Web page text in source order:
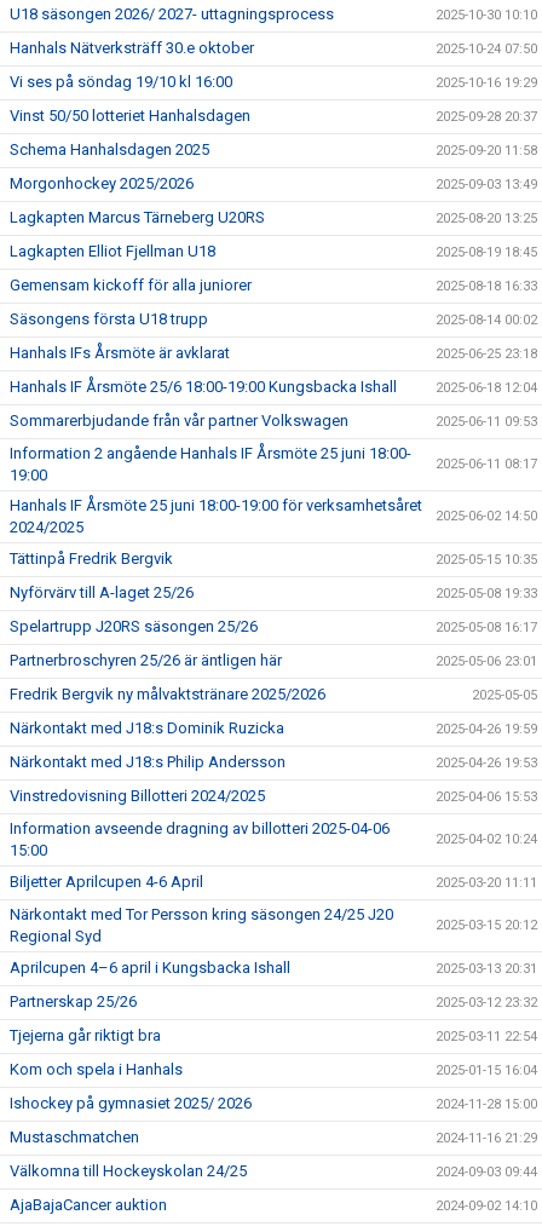
U18 säsongen 2026/ 2027- uttagningsprocess 2025-10-30 10:10
Hanhals Nätverksträff 30.e oktober 2025-10-24 07:50
Vi ses på söndag 19/10 kl 16:00 2025-10-16 19:29
Vinst 50/50 lotteriet Hanhalsdagen 2025-09-28 20:37
Schema Hanhalsdagen 2025 2025-09-20 11:58
Morgonhockey 2025/2026 2025-09-03 13:49
Lagkapten Marcus Tärneberg U20RS 2025-08-20 13:25
Lagkapten Elliot Fjellman U18 2025-08-19 18:45
Gemensam kickoff för alla juniorer 2025-08-18 16:33
Säsongens första U18 trupp 2025-08-14 00:02
Hanhals IFs Årsmöte är avklarat 2025-06-25 23:18
Hanhals IF Årsmöte 25/6 18:00-19:00 Kungsbacka Ishall 2025-06-18 12:04
Sommarerbjudande från vår partner Volkswagen 2025-06-11 09:53
Information 2 angående Hanhals IF Årsmöte 25 juni 18:00-
19:00
2025-06-11 08:17
Hanhals IF Årsmöte 25 juni 18:00-19:00 för verksamhetsåret
2024/2025
2025-06-02 14:50
Tättinpå Fredrik Bergvik 2025-05-15 10:35
Nyförvärv till A-laget 25/26 2025-05-08 19:33
Spelartrupp J20RS säsongen 25/26 2025-05-08 16:17
Partnerbroschyren 25/26 är äntligen här 2025-05-06 23:01
Fredrik Bergvik ny målvaktstränare 2025/2026 2025-05-05
Närkontakt med J18:s Dominik Ruzicka 2025-04-26 19:59
Närkontakt med J18:s Philip Andersson 2025-04-26 19:53
Vinstredovisning Billotteri 2024/2025 2025-04-06 15:53
Information avseende dragning av billotteri 2025-04-06
15:00
2025-04-02 10:24
Biljetter Aprilcupen 4-6 April 2025-03-20 11:11
Närkontakt med Tor Persson kring säsongen 24/25 J20
Regional Syd
2025-03-15 20:12
Aprilcupen 4–6 april i Kungsbacka Ishall 2025-03-13 20:31
Partnerskap 25/26 2025-03-12 23:32
Tjejerna går riktigt bra 2025-03-11 22:54
Kom och spela i Hanhals 2025-01-15 16:04
Ishockey på gymnasiet 2025/ 2026 2024-11-28 15:00
Mustaschmatchen 2024-11-16 21:29
Välkomna till Hockeyskolan 24/25 2024-09-03 09:44
AjaBajaCancer auktion 2024-09-02 14:10